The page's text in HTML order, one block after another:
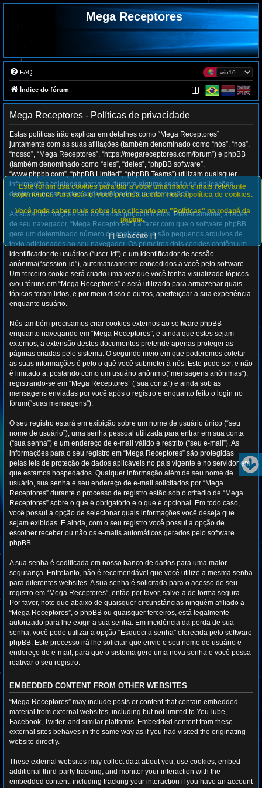
Mega Receptores
FAQ
Índice do fórum
Mega Receptores - Políticas de privacidade
Estas políticas irão explicar em detalhes como “Mega Receptores”
juntamente com as suas afiliações (também denominado como “nós”, “nos”,
“nosso”, “Mega Receptores”, “https://megareceptores.com/forum”) e phpBB
(também denominado como “eles”, “deles”, “phpBB software”,
“www.phpbb.com”, “phpBB Limited”, “phpBB Teams”) utilizam quaisquer
informações coletadas por você durante alguma sessão de aplicações
dentro de nosso sistema (denominado “sua informação”).
As suas informações são coletadas por dois meios. Primeiramente, através
de seu navegador, “Mega Receptores” irá fazer com que o software phpBB
gere um determinado número de cookies, que são pequenos arquivos de
texto adicionados ao seu navegador. Os primeiros dois cookies contêm um
identificador de usuários (“user-id”) e um identificador de sessão
anônima(“session-id”), automaticamente concedidos a você pelo software.
Um terceiro cookie será criado uma vez que você tenha visualizado tópicos
e/ou fóruns em “Mega Receptores” e será utilizado para armazenar quais
tópicos foram lidos, e por meio disso e outros, aperfeiçoar a sua experiência
enquanto usuário.
Nós também precisamos criar cookies externos ao software phpBB
enquanto navegando em “Mega Receptores”, e ainda que estes sejam
externos, a extensão destes documentos pretende apenas proteger as
páginas criadas pelo sistema. O segundo meio em que poderemos coletar
as suas informações é pelo o quê você submeter à nós. Este pode ser, e não
é limitado a: postando como um usuário anônimo(“mensagens anônimas”),
registrando-se em “Mega Receptores” (“sua conta”) e ainda sob as
mensagens enviadas por você após o registro e enquanto feito o login no
fórum(“suas mensagens”).
O seu registro estará em exibição sobre um nome de usuário único (“seu
nome de usuário”), uma senha pessoal utilizada para entrar em sua conta
(“sua senha”) e um endereço de e-mail válido e restrito (“seu e-mail”). As
informações para o seu registro em “Mega Receptores” são protegidas
pelas leis de proteção de dados aplicáveis no país vigente e no servidor em
que estamos hospedados. Qualquer informação além de seu nome de
usuário, sua senha e seu endereço de e-mail solicitados por “Mega
Receptores” durante o processo de registro estão sob o critédio de “Mega
Receptores” sobre o que é obrigatório e o que é opcional. Em todo caso,
você possui a opção de selecionar quais informações você deseja que
sejam exibidas. E ainda, com o seu registro você possui a opção de
escolher receber ou não os e-mails automáticos gerados pelo software
phpBB.
A sua senha é codificada em nosso banco de dados para uma maior
segurança. Entretanto, não é recomendável que você utilize a mesma senha
para diferentes websites. A sua senha é solicitada para o acesso de seu
registro em “Mega Receptores”, então por favor, salve-a de forma segura.
Por favor, note que abaixo de quaisquer circunstâncias ninguém afiliado a
“Mega Receptores”, o phpBB ou quaisquer terceiros, está legalmente
autorizado para lhe exigir a sua senha. Em incidência da perda de sua
senha, você pode utilizar a opção “Esqueci a senha” oferecida pelo software
phpBB. Este processo irá lhe solicitar que envie o seu nome de usuário e
endereço de e-mail, para que o sistema gere uma nova senha e você possa
reativar o seu registro.
EMBEDDED CONTENT FROM OTHER WEBSITES
“Mega Receptores” may include posts or content that contain embedded
material from external websites, including but not limited to YouTube,
Facebook, Twitter, and similar platforms. Embedded content from these
external sites behaves in the same way as if you had visited the originating
website directly.
These external websites may collect data about you, use cookies, embed
additional third-party tracking, and monitor your interaction with the
embedded content, including tracking your interaction if you have an account
Este fórum usa cookies para dar a você uma maior e mais relevante
experiência. Para usá-lo, você precisa aceitar nossa política de cookies.
Você pode saber mais sobre isso clicando em "Políticas" no rodapé da
página.
[ [ Eu aceito ] ]